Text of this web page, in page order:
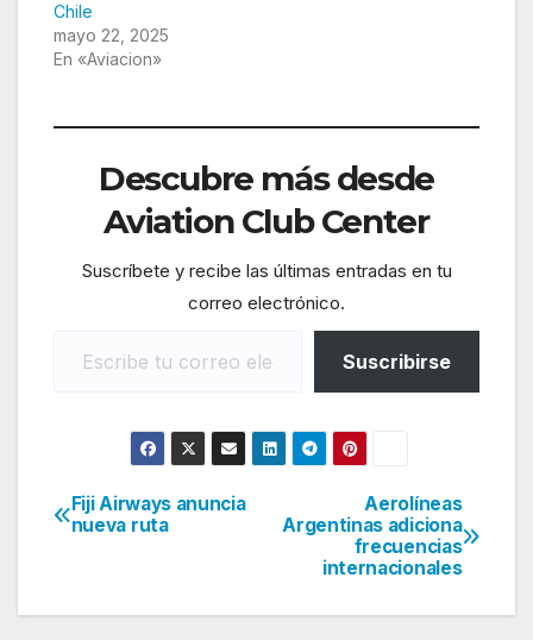
Chile
mayo 22, 2025
En «Aviacion»
Descubre más desde
Aviation Club Center
Suscríbete y recibe las últimas entradas en tu
correo electrónico.
Suscribirse
Navegación
entradas
Aerolíneas
Argentinas adiciona
frecuencias
internacionales
Fiji Airways anuncia
nueva ruta